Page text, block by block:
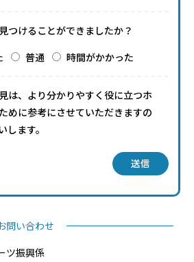
つけることができましたか？
普通 時間がかかった
は、より分かりやすく役に立つホ
めに参考にさせていただきますの
します。
送信
問い合わせ
ツ振興係